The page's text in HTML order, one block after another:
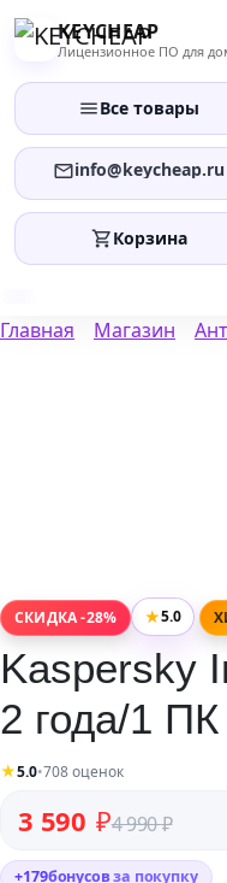
Перейти
KEYCHEAP
Лицензионное ПО для
Все товары
info@keycheap.ru
Корзина
Главная Магазин
СКИДКА -28% ★5.0
Kaspersky
2 года/1 ПК
★5.0•708 оценок
4 990₽
Первоначальная цена
3 590 ₽
Текущая цена: 3 590 ₽.
+179бонусовза покупку